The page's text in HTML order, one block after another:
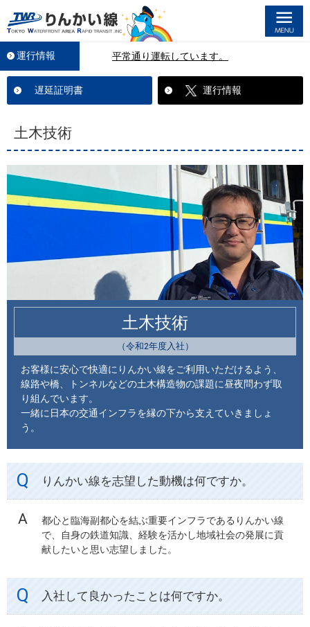
運行情報 平常通り運転しています。
遅延証明書 運行情報
土木技術
土木技術
（令和2年度入社）
お客様に安心で快適にりんかい線をご利用いただけるよう、
線路や橋、トンネルなどの土木構造物の課題に昼夜問わず取
り組んでいます。
一緒に日本の交通インフラを縁の下から支えていきましょ
う。
りんかい線を志望した動機は何ですか。
都心と臨海副都心を結ぶ重要インフラであるりんかい線
で、自身の鉄道知識、経験を活かし地域社会の発展に貢
献したいと思い志望しました。
入社して良かったことは何ですか。